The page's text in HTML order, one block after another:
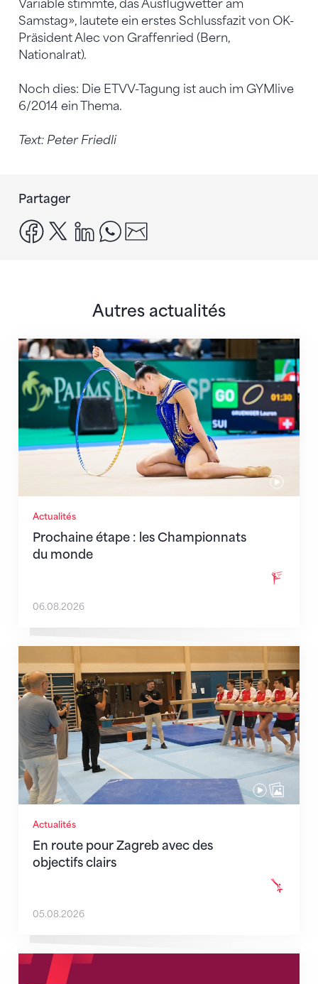
Variable stimmte, das Ausflugwetter am
Samstag», lautete ein erstes Schlussfazit von OK-
Präsident Alec von Graffenried (Bern,
Nationalrat).
Noch dies: Die ETVV-Tagung ist auch im GYMlive
6/2014 ein Thema.
Text: Peter Friedli
Partager
facebook
x linkedinwhatsapp
Autres actualités
Actualités
Prochaine étape : les Championnats
du monde
Prochaine étape : les Championnats du monde
06.08.2026
Actualités
En route pour Zagreb avec des
objectifs clairs
En route pour Zagreb avec des objectifs clairs
05.08.2026
Nouveaux horaires du secrétariat dès le 1er août